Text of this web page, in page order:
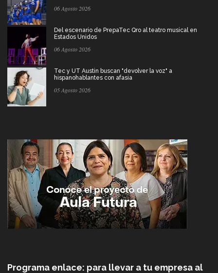
06 Agosto 2026
Del escenario de PrepaTec Qro al teatro musical en
Estados Unidos
06 Agosto 2026
Tec y UT Austin buscan "devolver la voz" a
hispanohablantes con afasia
05 Agosto 2026
Programa enlace: para llevar a tu empresa al